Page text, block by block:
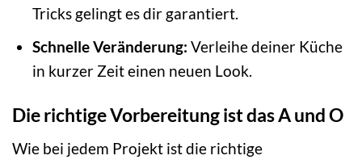
Tricks gelingt es dir garantiert.
Schnelle Veränderung: Verleihe deiner Küche
in kurzer Zeit einen neuen Look.
Die richtige Vorbereitung ist das A und O
Wie bei jedem Projekt ist die richtige